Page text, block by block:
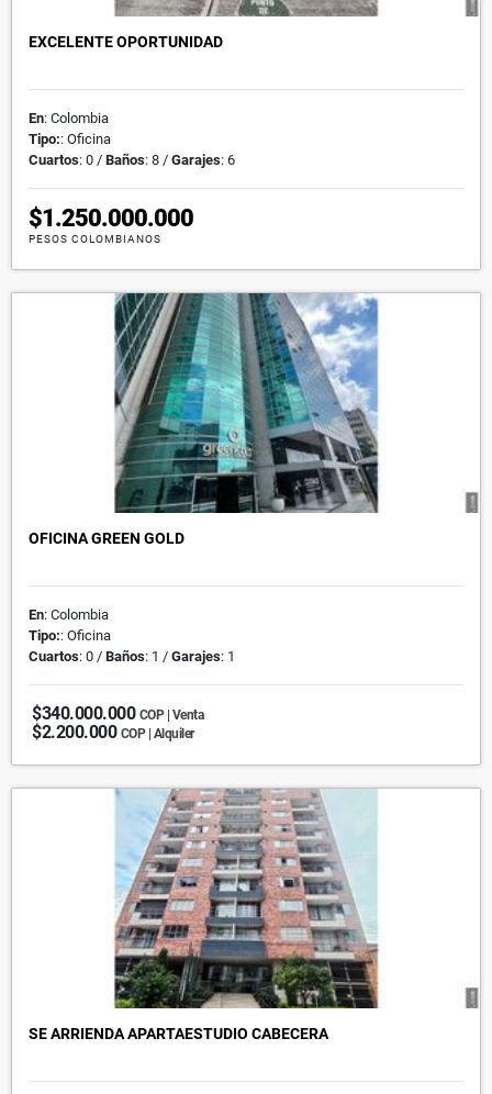
EXCELENTE OPORTUNIDAD
En: Colombia
Tipo:: Oficina
Cuartos: 0 / Baños: 8 / Garajes: 6
$1.250.000.000
PESOS COLOMBIANOS
OFICINA GREEN GOLD
En: Colombia
Tipo:: Oficina
Cuartos: 0 / Baños: 1 / Garajes: 1
$340.000.000 COP | Venta
$2.200.000 COP | Alquiler
SE ARRIENDA APARTAESTUDIO CABECERA